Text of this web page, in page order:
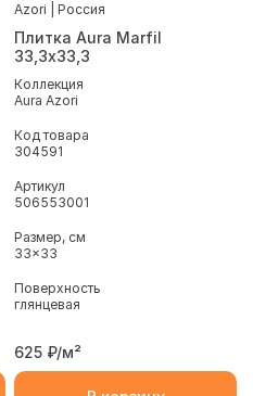
Azori | Россия
Плитка Aura Marfil
33,3х33,3
Коллекция
Aura Azori
Код товара
304591
Артикул
506553001
Размер, см
33x33
Поверхность
глянцевая
625 ₽/м²